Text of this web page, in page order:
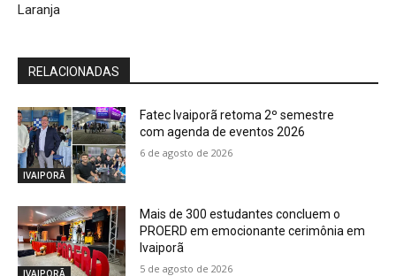
Laranja
RELACIONADAS
IVAIPORÃ
Fatec Ivaiporã retoma 2º semestre
com agenda de eventos 2026
6 de agosto de 2026
Mais de 300 estudantes concluem o
PROERD em emocionante cerimônia em
Ivaiporã
5 de agosto de 2026